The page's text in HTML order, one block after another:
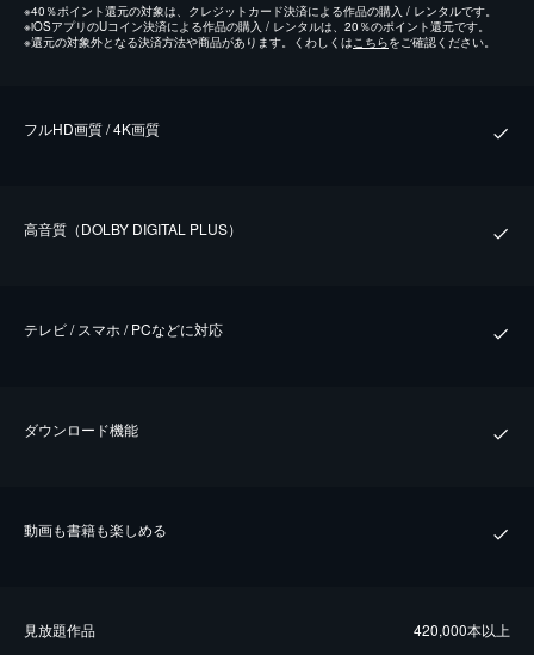
※40％ポイント還元の対象は、クレジットカード決済による作品の購入 / レンタルです。
※iOSアプリのUコイン決済による作品の購入 / レンタルは、20％のポイント還元です。
※還元の対象外となる決済方法や商品があります。くわしくは こちらをご確認ください。
フルHD画質 / 4K画質
⾼⾳質（DOLBY DIGITAL PLUS）
テレビ / スマホ / PCなどに対応
ダウンロード機能
動画も書籍も楽しめる
⾒放題作品 420,000本以上